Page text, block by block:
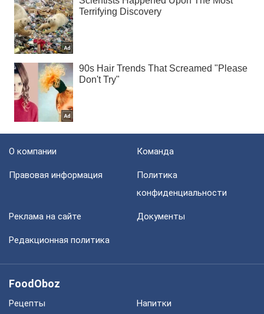
О компании Команда
Правовая информация
Политика
конфиденциальности
Реклама на сайте Документы
Редакционная политика
FoodOboz
Рецепты Напитки